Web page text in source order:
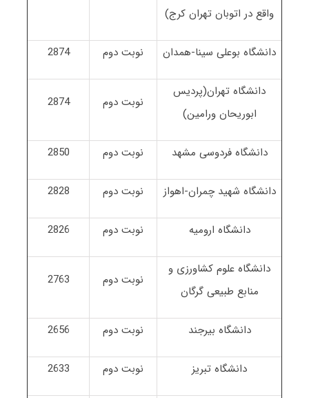
واقع در اتوبان تهران کرج)
دانشگاه بوعلی سینا-همدان نوبت دوم 2874
دانشگاه تهران(پردیس
ابوریحان ورامین)
نوبت دوم 2874
دانشگاه فردوسی مشهد نوبت دوم 2850
دانشگاه شهید چمران-اهواز نوبت دوم 2828
دانشگاه ارومیه نوبت دوم 2826
دانشگاه علوم کشاورزی و
منابع طبیعی گرگان
نوبت دوم 2763
دانشگاه بیرجند نوبت دوم 2656
دانشگاه تبریز نوبت دوم 2633